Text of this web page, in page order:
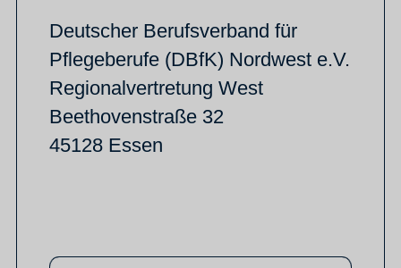
Deutscher Berufsverband für
Pflegeberufe (DBfK) Nordwest e.V.
Regionalvertretung West
Beethovenstraße 32
45128 Essen